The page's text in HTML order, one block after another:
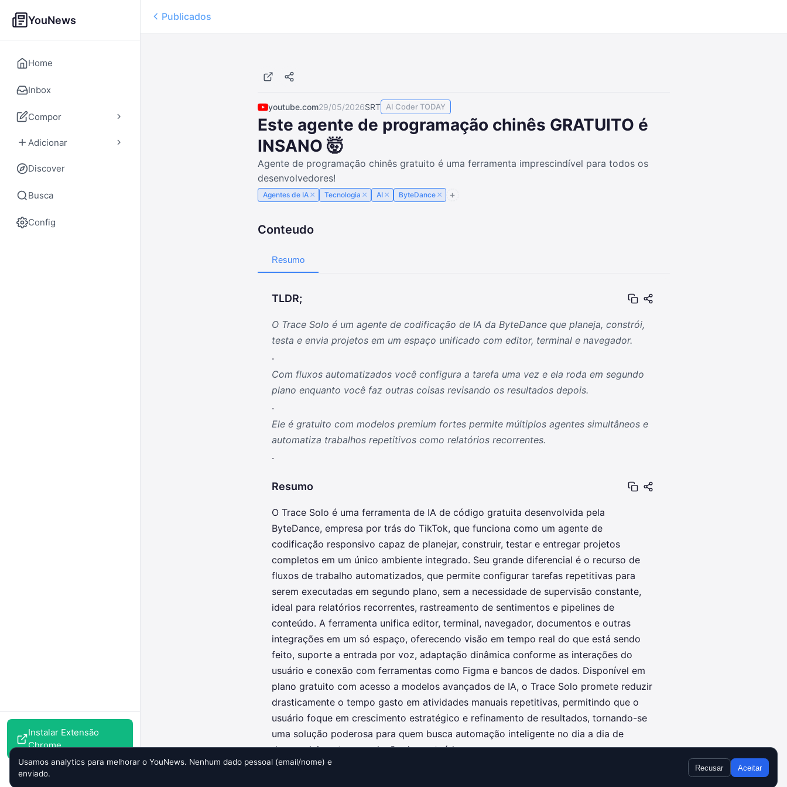
YouNews
Home
Inbox
Compor
Adicionar
Discover
Busca
Config
Instalar Extensão
Chrome
Perfil
Publicados
youtube.com29/05/2026SRT AI Coder TODAY
Este agente de programação chinês GRATUITO é
INSANO 🤯
Agente de programação chinês gratuito é uma ferramenta imprescindível para todos os
desenvolvedores!
Agentes de IA × Tecnologia × AI × ByteDance ×
Conteudo
Resumo
TLDR;
O Trace Solo é um agente de codificação de IA da ByteDance que planeja, constrói,
testa e envia projetos em um espaço unificado com editor, terminal e navegador.
.
Com fluxos automatizados você configura a tarefa uma vez e ela roda em segundo
plano enquanto você faz outras coisas revisando os resultados depois.
.
Ele é gratuito com modelos premium fortes permite múltiplos agentes simultâneos e
automatiza trabalhos repetitivos como relatórios recorrentes.
.
Resumo
O Trace Solo é uma ferramenta de IA de código gratuita desenvolvida pela
ByteDance, empresa por trás do TikTok, que funciona como um agente de
codificação responsivo capaz de planejar, construir, testar e entregar projetos
completos em um único ambiente integrado. Seu grande diferencial é o recurso de
fluxos de trabalho automatizados, que permite configurar tarefas repetitivas para
serem executadas em segundo plano, sem a necessidade de supervisão constante,
ideal para relatórios recorrentes, rastreamento de sentimentos e pipelines de
conteúdo. A ferramenta unifica editor, terminal, navegador, documentos e outras
integrações em um só espaço, oferecendo visão em tempo real do que está sendo
feito, suporte a entrada por voz, adaptação dinâmica conforme as interações do
usuário e conexão com ferramentas como Figma e bancos de dados. Disponível em
plano gratuito com acesso a modelos avançados de IA, o Trace Solo promete reduzir
drasticamente o tempo gasto em atividades manuais repetitivas, permitindo que o
usuário foque em crescimento estratégico e refinamento de resultados, tornando-se
uma solução poderosa para quem busca automação inteligente no dia a dia de
desenvolvimento e produção de conteúdo.
Usamos analytics para melhorar o YouNews. Nenhum dado pessoal (email/nome) e
enviado.
Recusar Aceitar